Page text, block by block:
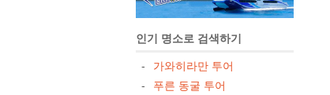
인기 명소로 검색하기
가와히라만 투어
푸른 동굴 투어